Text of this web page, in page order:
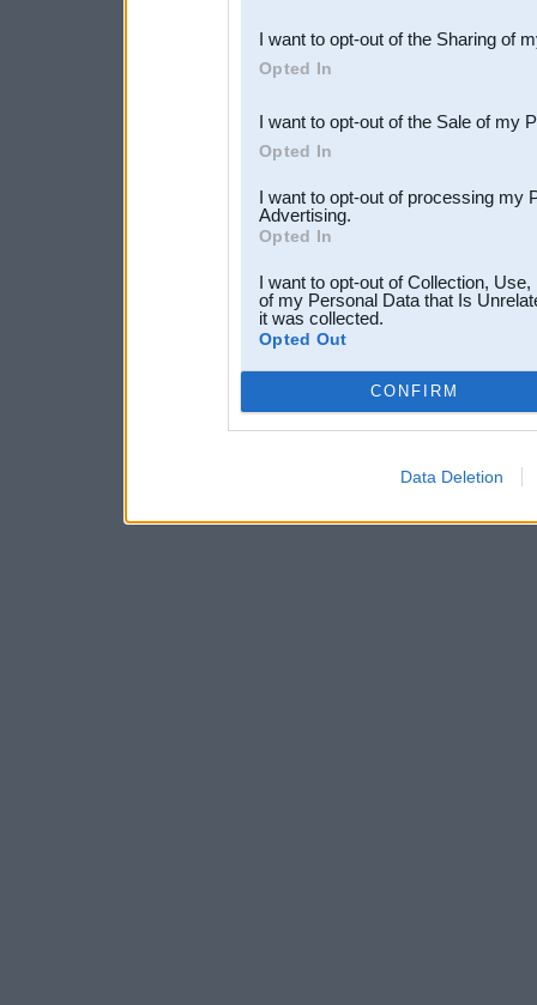
Downstream Participants
third parties.
I want to opt-out of the Sharing of
Opted In
I want to opt-out of the Sale of my
Opted In
I want to opt-out of processing my
Advertising.
Opted In
I want to opt-out of Collection,
of my Personal Data that Is
it was collected.
Opted Out
CONFIRM
Data Deletion